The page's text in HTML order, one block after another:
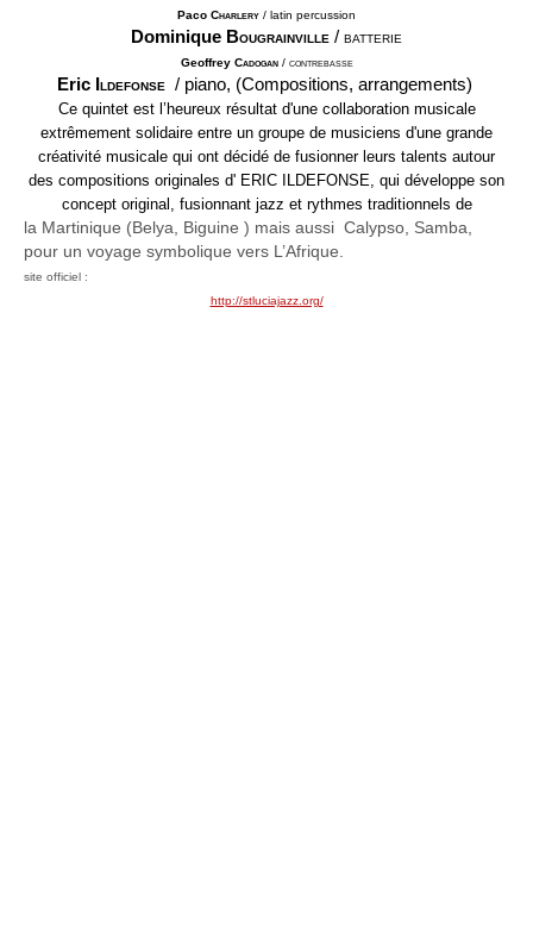
Paco Charlery / latin percussion
Dominique Bougrainville / batterie
Geoffrey Cadogan / contrebasse
Eric I ldefonse / piano, (Compositions, arrangements)
Ce quintet est l’heureux résultat d'une collaboration musicale
extrêmement solidaire entre un groupe de musiciens d'une grande
créativité musicale qui ont décidé de fusionner leurs talents autour
des compositions originales d' ERIC ILDEFONSE, qui développe son
concept original, fusionnant jazz et rythmes traditionnels de
la Martinique (Belya, Biguine ) mais aussi Calypso, Samba,
pour un voyage symbolique vers L’Afrique.
site officiel :
http://stluciajazz.org/